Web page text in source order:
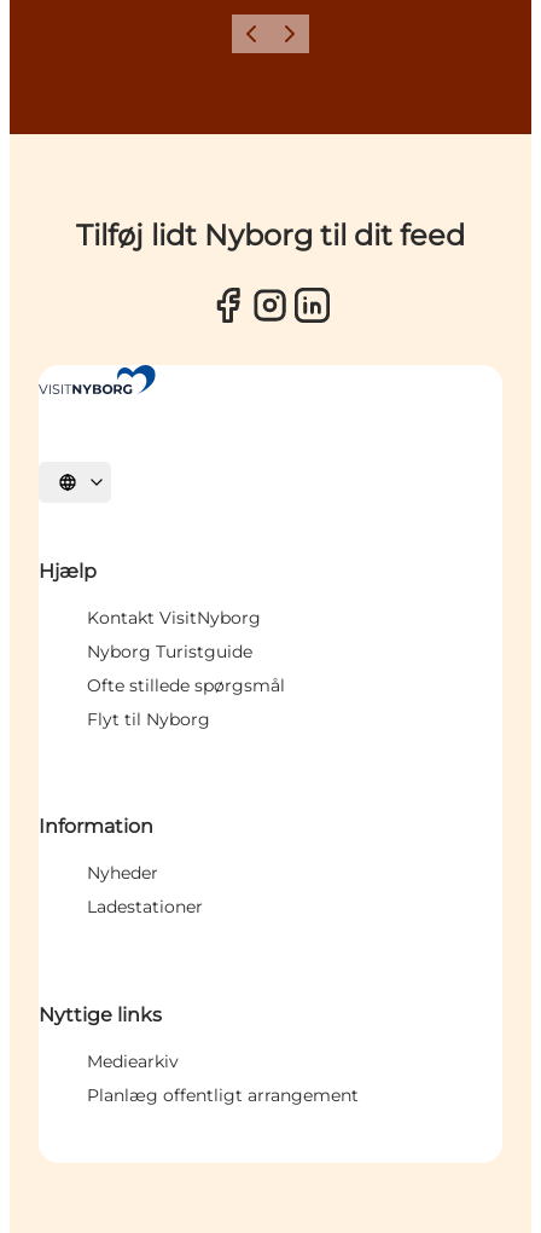
ForrigeNæste
Tilføj lidt Nyborg til dit feed
Vælg sprog
Hjælp
Kontakt VisitNyborg
Nyborg Turistguide
Ofte stillede spørgsmål
Flyt til Nyborg
Information
Nyheder
Ladestationer
Nyttige links
Mediearkiv
Planlæg offentligt arrangement